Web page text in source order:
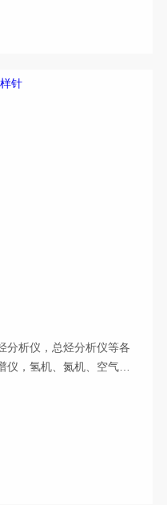
分析仪，总烃分析仪等各
，氢机、氮机、空气泵
箱，气体进样针，色谱